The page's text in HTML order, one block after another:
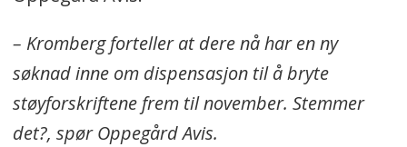
– Kromberg forteller at dere nå har en ny
søknad inne om dispensasjon til å bryte
støyforskriftene frem til november. Stemmer
det?, spør Oppegård Avis.